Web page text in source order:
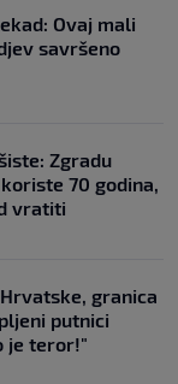
Ovaj mali
savršeno
Zgradu
70 godina,
vratiti
granica
putnici
je teror!"